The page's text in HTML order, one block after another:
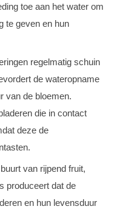
toe aan het water om
te geven en hun
regelmatig schuin
de wateropname
van de bloemen.
die in contact
deze de
van rijpend fruit,
produceert dat de
en hun levensduur